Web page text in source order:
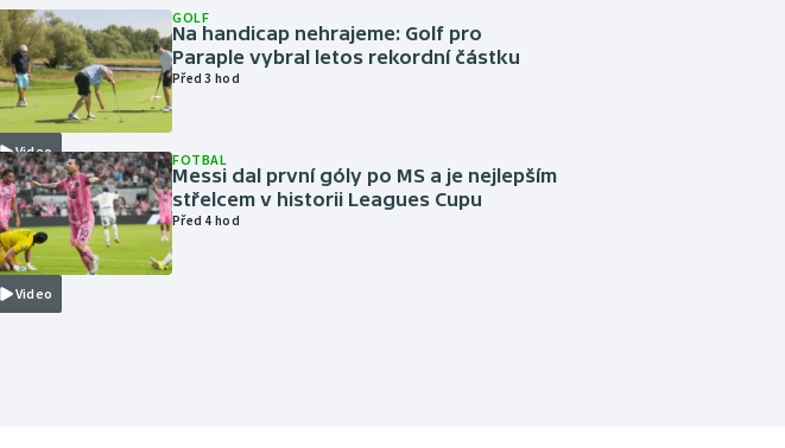
Video
GOLF
Na handicap nehrajeme: Golf pro
Paraple vybral letos rekordní částku
Před 3 hod
Video
FOTBAL
Messi dal první góly po MS a je nejlepším
střelcem v historii Leagues Cupu
Před 4 hod